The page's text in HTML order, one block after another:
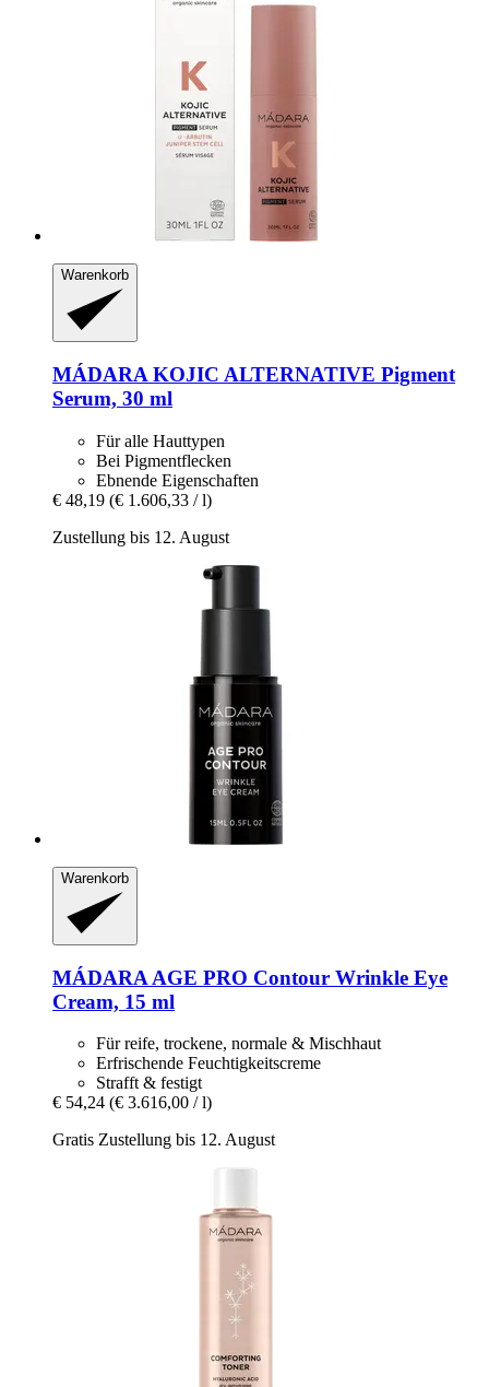
Warenkorb
MÁDARA KOJIC ALTERNATIVE Pigment
Serum, 30 ml
Für alle Hauttypen
Bei Pigmentflecken
Ebnende Eigenschaften
€ 48,19 (€ 1.606,33 / l)
Zustellung bis 12. August
Warenkorb
MÁDARA AGE PRO Contour Wrinkle Eye
Cream, 15 ml
Für reife, trockene, normale & Mischhaut
Erfrischende Feuchtigkeitscreme
Strafft & festigt
€ 54,24 (€ 3.616,00 / l)
Gratis Zustellung bis 12. August